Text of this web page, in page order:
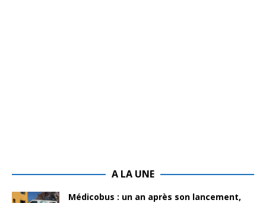
A LA UNE
Médicobus : un an après son lancement,